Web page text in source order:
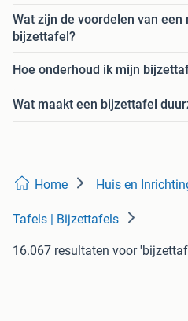
Wat zijn de voordelen van
bijzettafel?
Hoe onderhoud ik mijn
Wat maakt een bijzettafel
Home Huis en
Tafels | Bijzettafels
16.067 resultaten voor